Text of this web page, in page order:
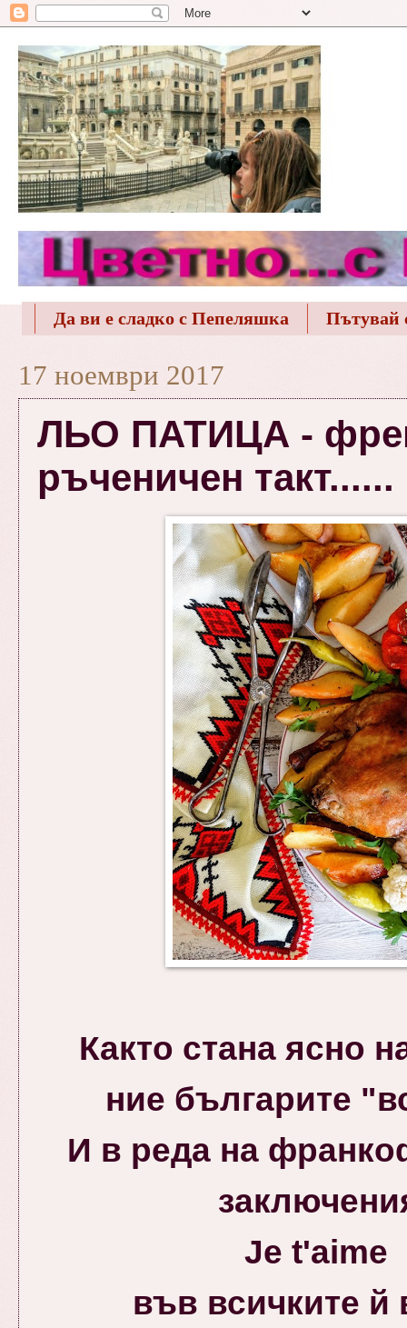
Да ви е сладко с Пепеляшка Пътувай
17 ноември 2017
ЛЬО ПАТИЦА -
ръченичен такт......
Както стана ясно
ние българите
И в реда на
Je t'aime
във всичките й